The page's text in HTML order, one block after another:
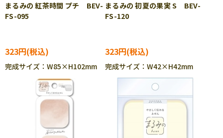
まるみの 紅茶時間 プチ BEV-
FS-095
323円
完成サイズ：W85×H102mm
まるみの 初夏の果実 S BEV-
FS-120
323円
完成サイズ：W42×H42mm